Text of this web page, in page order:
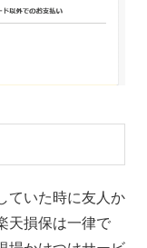
ていた時に友人か
天損保は一律で